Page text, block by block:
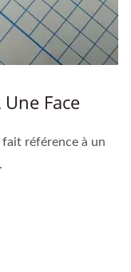
Face
fait référence à un